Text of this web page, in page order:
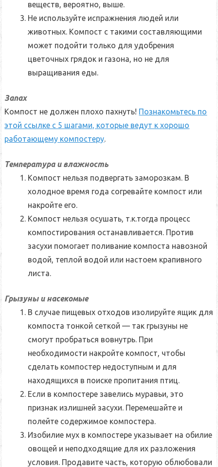
веществ, вероятно, выше.
Не используйте испражнения людей или
животных. Компост с такими составляющими
может подойти только для удобрения
цветочных грядок и газона, но не для
выращивания еды.
Запах
Компост не должен плохо пахнуть! Познакомьтесь по
этой ссылке с 5 шагами, которые ведут к хорошо
работающему компостеру.
Температура и влажность
Компост нельзя подвергать заморозкам. В
холодное время года согревайте компост или
накройте его.
Компост нельзя осушать, т.к.тогда процесс
компостирования останавливается. Против
засухи помогает поливание компоста навозной
водой, теплой водой или настоем крапивного
листа.
Грызуны и насекомые
В случае пищевых отходов изолируйте ящик для
компоста тонкой сеткой— так грызуны не
смогут пробраться вовнутрь. При
необходимости накройте компост, чтобы
сделать компостер недоступным и для
находящихся в поиске пропитания птиц.
Если в компостере завелись муравьи, это
признак излишней засухи. Перемешайте и
полейте содержимое компостера.
Изобилие мух в компостере указывает на обилие
овощей и неподходящие для их разложения
условия. Продавите часть, которую облюбовали